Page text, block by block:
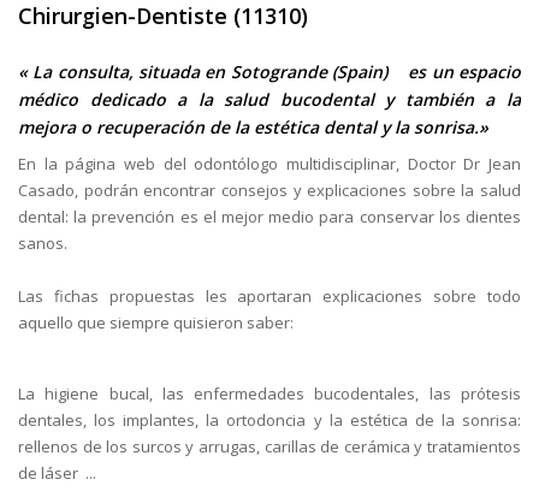
Chirurgien-Dentiste (11310)
« La consulta, situada en Sotogrande (Spain)
es un espacio
médico dedicado a la salud bucodental y también a la
mejora o recuperación de la estética dental y la sonrisa.»
En la página web del odontólogo multidisciplinar, Doctor Dr Jean
Casado, podrán encontrar consejos y explicaciones sobre la salud
dental: la prevención es el mejor medio para conservar los dientes
sanos.
Las fichas propuestas les aportaran explicaciones sobre todo
aquello que siempre quisieron saber:
La higiene bucal, las enfermedades bucodentales, las prótesis
dentales, los implantes, la ortodoncia y la estética de la sonrisa:
rellenos de los surcos y arrugas, carillas de cerámica y tratamientos
de láser ...